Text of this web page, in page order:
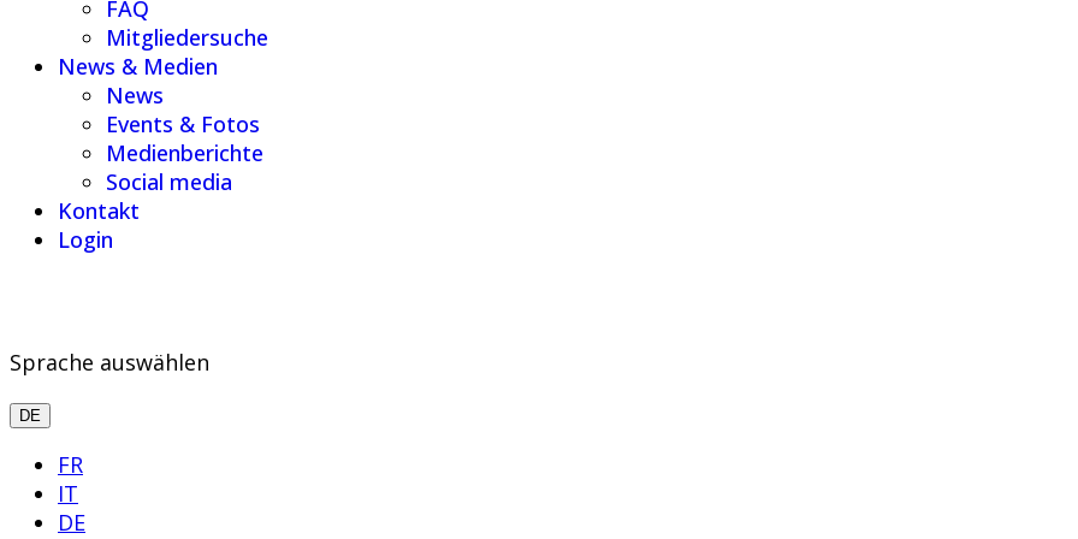
FAQ
Mitgliedersuche
News & Medien
News
Events & Fotos
Medienberichte
Social media
Kontakt
Login
Sprache auswählen
DE
FR
IT
DE